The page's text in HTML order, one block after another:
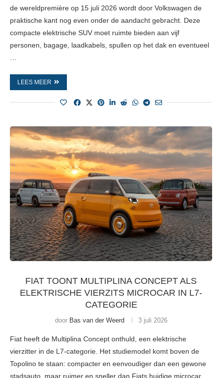
de wereldpremière op 15 juli 2026 wordt door Volkswagen de
praktische kant nog even onder de aandacht gebracht. Deze
compacte elektrische SUV moet ruimte bieden aan vijf
personen, bagage, laadkabels, spullen op het dak en eventueel
LEES MEER
FIAT TOONT MULTIPLINA CONCEPT ALS
ELEKTRISCHE VIERZITS MICROCAR IN L7-
CATEGORIE
door Bas van der Weerd 3 juli 2026
Fiat heeft de Multiplina Concept onthuld, een elektrische
vierzitter in de L7-categorie. Het studiemodel komt boven de
Topolino te staan: compacter en eenvoudiger dan een gewone
stadsauto, maar ruimer en sneller dan Fiats huidige microcar.